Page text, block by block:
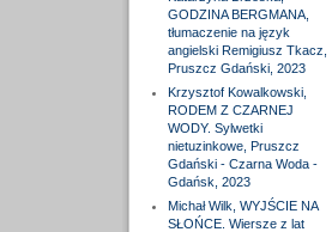
GODZINA BERGMANA,
tłumaczenie na język
angielski Remigiusz Tkacz,
Pruszcz Gdański, 2023
Krzysztof Kowalkowski,
RODEM Z CZARNEJ
WODY. Sylwetki
nietuzinkowe, Pruszcz
Gdański - Czarna Woda -
Gdańsk, 2023
Michał Wilk, WYJŚCIE NA
SŁOŃCE. Wiersze z lat